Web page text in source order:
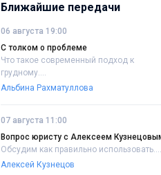
Ближайшие передачи
06 августа 19:00
С толком о проблеме
Что такое современный подход к
грудному....
Альбина Рахматуллова
07 августа 11:00
Вопрос юристу с Алексеем
Обсудим как правильно использовать....
Алексей Кузнецов